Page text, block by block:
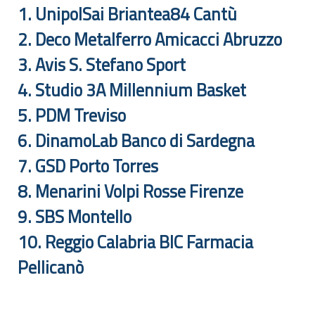
1. UnipolSai Briantea84 Cantù
2. Deco Metalferro Amicacci Abruzzo
3. Avis S. Stefano Sport
4. Studio 3A Millennium Basket
5. PDM Treviso
6. DinamoLab Banco di Sardegna
7. GSD Porto Torres
8. Menarini Volpi Rosse Firenze
9. SBS Montello
10. Reggio Calabria BIC Farmacia
Pellicanò